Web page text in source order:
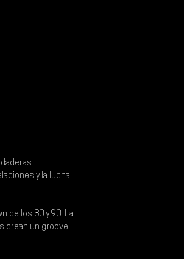
y la lucha
de los 80 y 90. La
crean un groove